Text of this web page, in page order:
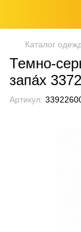
Каталог
Темно-
запа́х 3372
Артикул: